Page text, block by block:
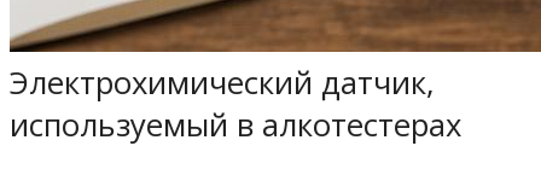
Электрохимический датчик,
используемый в алкотестерах